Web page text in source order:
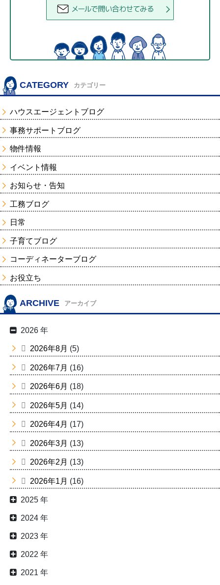
CATEGORY カテゴリー
ハウスエージェントブログ
事務サポートブログ
物件情報
イベント情報
お知らせ・告知
工務ブログ
日常
子育てブログ
コーディネーターブログ
お役立ち
ARCHIVE アーカイブ
2026 年
2026年8月 (5)
2026年7月 (16)
2026年6月 (18)
2026年5月 (14)
2026年4月 (17)
2026年3月 (13)
2026年2月 (13)
2026年1月 (16)
2025 年
2024 年
2023 年
2022 年
2021 年